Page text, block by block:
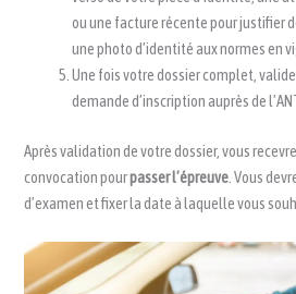
ou une facture récente pour justifier
une photo d’identité aux normes en
Une fois votre dossier complet,
demande d’inscription auprès de
Après validation de votre dossier, vous
convocation pourpasser l’épreuve . Vous
d’examen et fixer la date à laquelle vous